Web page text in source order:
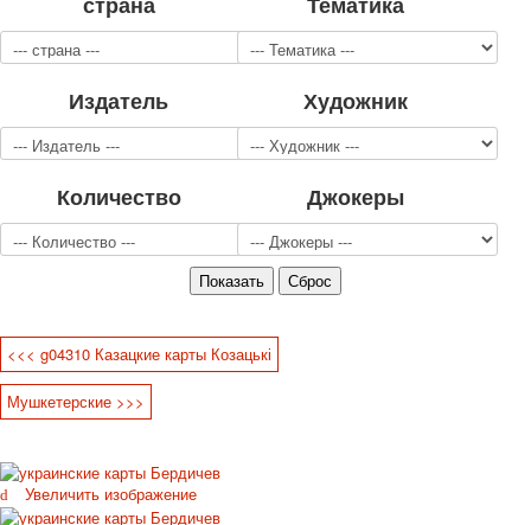
Комбинат Цветной Печати
Армия и полиция
Открытки
С Новым годом!
Поздравляю
Октябрьская революция
С рождеством
Пасха
Разные пожелания
1 сентября школа
Издатель Художник
Количество Джокеры
<<< g04310 Казацкие карты Козацькі
Мушкетерские >>>
Увеличить изображение